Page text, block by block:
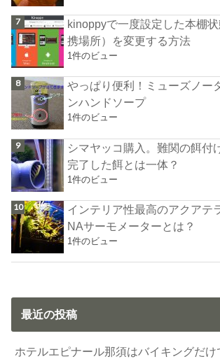
kinoppyで一度設定した本棚
携場所）を変更する方法
1件のビュー
やっぱり便利！ミューズノ
ンハンドソープ
1件のビュー
シマヤッコ購入。難関の餌付
完了した餌とは一体？
1件のビュー
インテリア性最高のアクアテ
NAサーモメーターとは？
1件のビュー
最近の投稿
ホテルエピナール那須はバイキングだけ